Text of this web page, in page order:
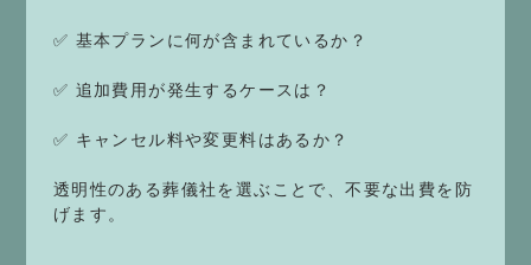
✅ 基本プランに何が含まれているか？
✅ 追加費用が発生するケースは？
✅ キャンセル料や変更料はあるか？
透明性のある葬儀社を選ぶことで、不要な出費を防
げます。